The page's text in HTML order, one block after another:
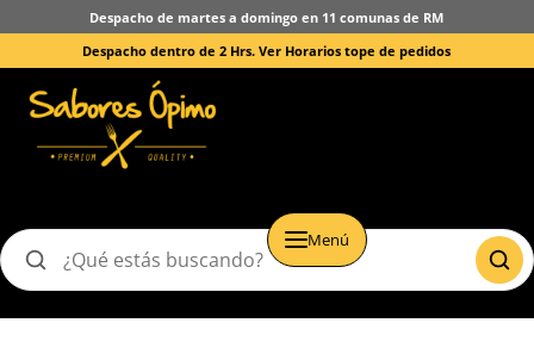
Despacho de martes a domingo en 11 comunas de RM
Despacho dentro de 2 Hrs.Ver Horarios tope de pedidos
Menú
Buscar